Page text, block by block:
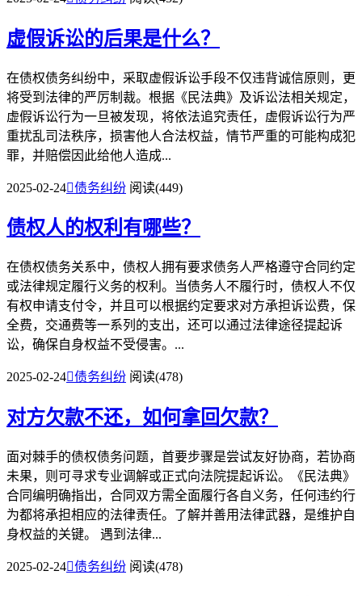
虚假诉讼的后果是什么？
在债权债务纠纷中，采取虚假诉讼手段不仅违背诚信原则，更
将受到法律的严厉制裁。根据《民法典》及诉讼法相关规定，
虚假诉讼行为一旦被发现，将依法追究责任，虚假诉讼行为严
重扰乱司法秩序，损害他人合法权益，情节严重的可能构成犯
罪，并赔偿因此给他人造成...
2025-02-24债务纠纷 阅读(449)
债权人的权利有哪些？
在债权债务关系中，债权人拥有要求债务人严格遵守合同约定
或法律规定履行义务的权利。当债务人不履行时，债权人不仅
有权申请支付令，并且可以根据约定要求对方承担诉讼费，保
全费，交通费等一系列的支出，还可以通过法律途径提起诉
讼，确保自身权益不受侵害。...
2025-02-24债务纠纷 阅读(478)
对方欠款不还，如何拿回欠款？
面对棘手的债权债务问题，首要步骤是尝试友好协商，若协商
未果，则可寻求专业调解或正式向法院提起诉讼。《民法典》
合同编明确指出，合同双方需全面履行各自义务，任何违约行
为都将承担相应的法律责任。了解并善用法律武器，是维护自
身权益的关键。 遇到法律...
2025-02-24债务纠纷 阅读(478)